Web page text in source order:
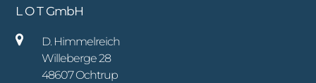
L O T GmbH
D. Himmelreich
Willeberge 28
48607 Ochtrup